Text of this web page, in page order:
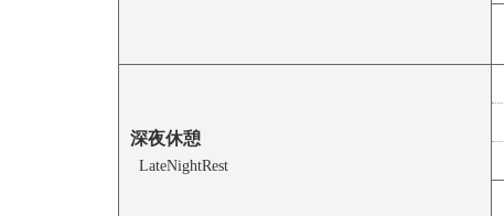
深夜休憩
LateNightRest